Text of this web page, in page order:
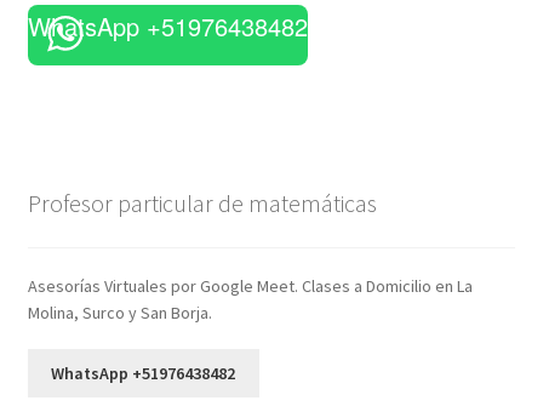
WhatsApp +51976438482
Profesor particular de matemáticas
Asesorías Virtuales por Google Meet. Clases a Domicilio en La
Molina, Surco y San Borja.
WhatsApp +51976438482